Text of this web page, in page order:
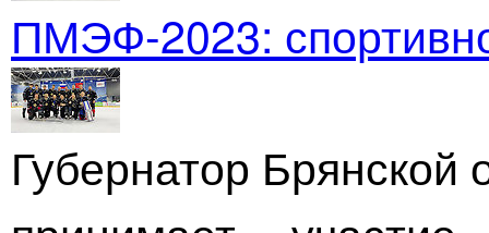
ПМЭФ-2023:
Губернатор Брянской